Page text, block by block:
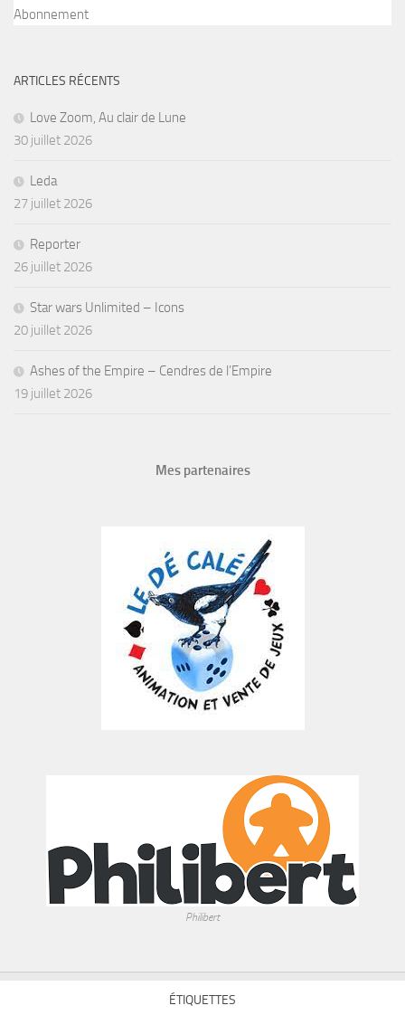
Abonnement
ARTICLES RÉCENTS
Love Zoom, Au clair de Lune
30 juillet 2026
Leda
27 juillet 2026
Reporter
26 juillet 2026
Star wars Unlimited – Icons
20 juillet 2026
Ashes of the Empire – Cendres de l’Empire
19 juillet 2026
Mes partenaires
Philibert
ÉTIQUETTES